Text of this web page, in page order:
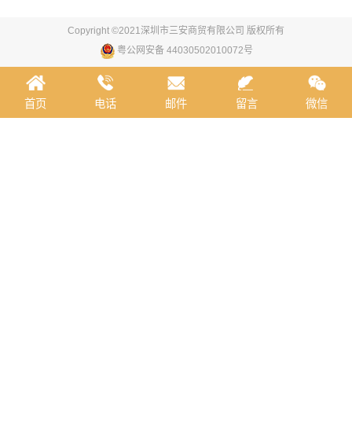
Copyright ©2021深圳市三安商贸有限公司 版权所有
粤公网安备 44030502010072号
首页 电话 邮件 留言 微信